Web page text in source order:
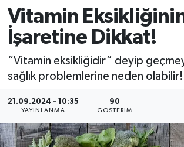
Vitamin
İşaretine Dikkat!
“Vitamin eksikliğidir” deyip
sağlık problemlerine neden olabilir!
21.09.2024 - 10:35
YAYINLANMA
90
GÖSTERIM
İstanbul Namaz Vakitleri
Süper Lig Puan Durumu ve Fikstür
Tüm Manşetler
Son Dakika Haberleri